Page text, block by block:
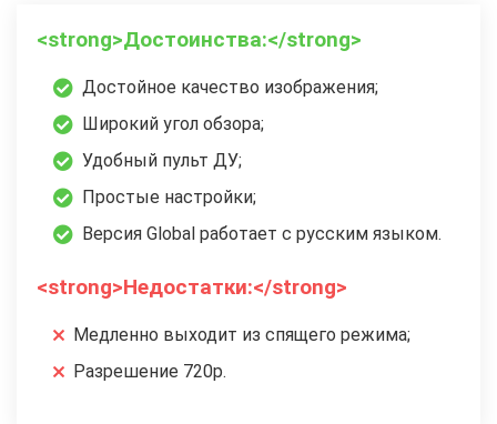
<strong>Достоинства:</strong>
Достойное качество изображения;
Широкий угол обзора;
Удобный пульт ДУ;
Простые настройки;
Версия Global работает с русским языком.
<strong>Недостатки:</strong>
Медленно выходит из спящего режима;
Разрешение 720p.